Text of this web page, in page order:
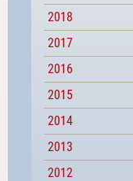
2018
2017
2016
2015
2014
2013
2012